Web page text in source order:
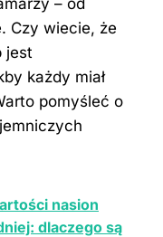
Czy wiecie, że
jest
każdy miał
pomyśleć o
nasion
dlaczego są